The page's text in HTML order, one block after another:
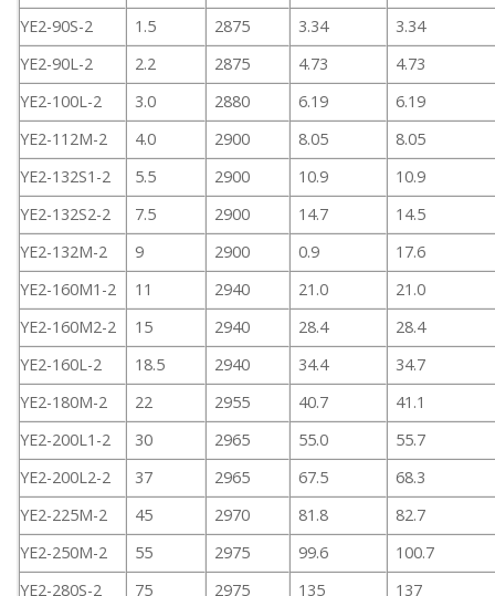
YE2-90S-2
1.5 2875 3.34
3.34
YE2-90L-2
2.2 2875 4.73
4.73
YE2-100L-2
3.0 2880 6.19
6.19
YE2-112M-2
4.0 2900 8.05
8.05
YE2-132S1-2
5.5 2900 10.9
10.9
YE2-132S2-2
7.5 2900 14.7
14.5
YE2-132M-2
9 2900 0.9
17.6
YE2-160M1-2
11 2940 21.0
21.0
YE2-160M2-2
15 2940 28.4
28.4
YE2-160L-2
18.5 2940 34.4
34.7
YE2-180M-2
22 2955 40.7
41.1
YE2-200L1-2
30 2965 55.0
55.7
YE2-200L2-2
37 2965 67.5
68.3
YE2-225M-2
45 2970 81.8
82.7
YE2-250M-2
55 2975 99.6
100.7
YE2-280S-2
75 2975 135 137